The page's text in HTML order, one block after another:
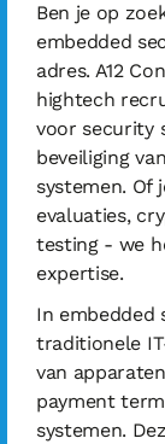
Ben je op
embedded
adres. A12
hightech
voor security
beveiliging
systemen. Of
evaluaties,
testing - we
expertise.
In embedded
traditionele
van
payment
systemen.